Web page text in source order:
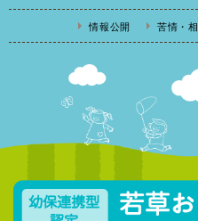
情報公開 苦情・